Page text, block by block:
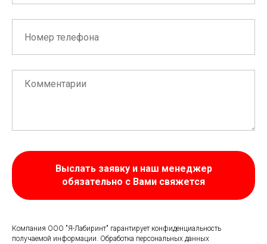
Выслать заявку и наш менеджер
обязательно с Вами свяжется
Компания ООО "Я-Лабиринт" гарантирует конфиденциальность
получаемой информации. Обработка персональных данных